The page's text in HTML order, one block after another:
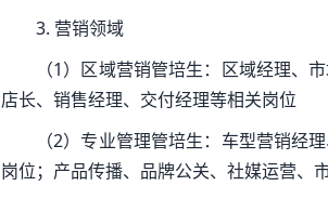
3. 营销领域
（1）区域营销管培生：区域经理、
店长、销售经理、交付经理等相关岗位
（2）专业管理管培生：车型营销经
岗位；产品传播、品牌公关、社媒运营、